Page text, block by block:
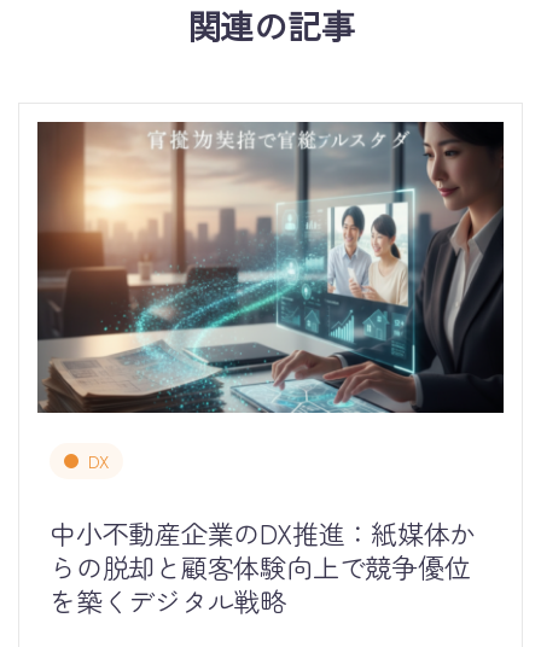
関連の記事
DX
中小不動産企業のDX推進：紙媒体か
らの脱却と顧客体験向上で競争優位
を築くデジタル戦略